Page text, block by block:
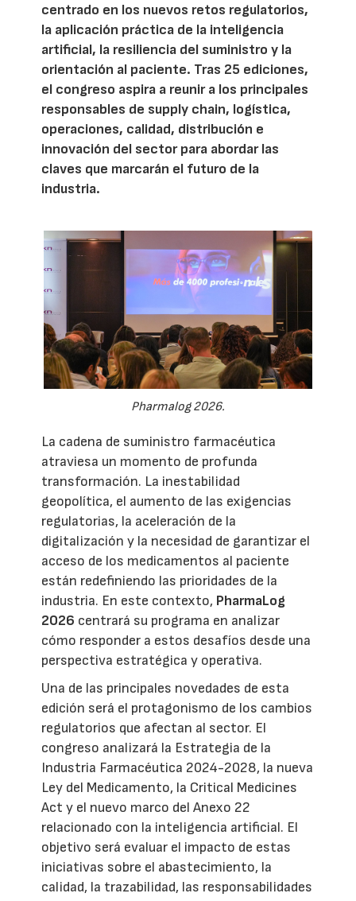
centrado en los nuevos retos regulatorios,
la aplicación práctica de la inteligencia
artificial, la resiliencia del suministro y la
orientación al paciente. Tras 25 ediciones,
el congreso aspira a reunir a los principales
responsables de supply chain, logística,
operaciones, calidad, distribución e
innovación del sector para abordar las
claves que marcarán el futuro de la
industria.
Pharmalog 2026.
La cadena de suministro farmacéutica
atraviesa un momento de profunda
transformación. La inestabilidad
geopolítica, el aumento de las exigencias
regulatorias, la aceleración de la
digitalización y la necesidad de garantizar el
acceso de los medicamentos al paciente
están redefiniendo las prioridades de la
industria. En este contexto, PharmaLog
2026 centrará su programa en analizar
cómo responder a estos desafíos desde una
perspectiva estratégica y operativa.
Una de las principales novedades de esta
edición será el protagonismo de los cambios
regulatorios que afectan al sector. El
congreso analizará la Estrategia de la
Industria Farmacéutica 2024-2028, la nueva
Ley del Medicamento, la Critical Medicines
Act y el nuevo marco del Anexo 22
relacionado con la inteligencia artificial. El
objetivo será evaluar el impacto de estas
iniciativas sobre el abastecimiento, la
calidad, la trazabilidad, las responsabilidades